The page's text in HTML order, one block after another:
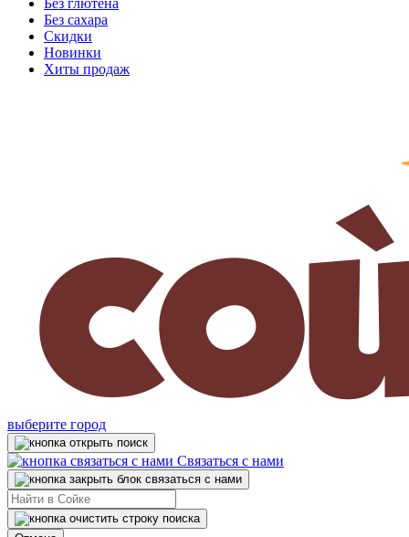
Без сахара
Скидки
Новинки
Хиты продаж
выберите город
Связаться с нами